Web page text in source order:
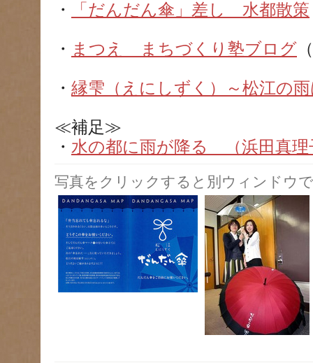
・ 「だんだん傘」差し 水都散策
・ まつえ まちづくり塾ブログ
・ 縁雫（えにしずく）～松江の
≪補足≫
・ 水の都に雨が降る （浜田真理
写真をクリックすると別ウィンドウ